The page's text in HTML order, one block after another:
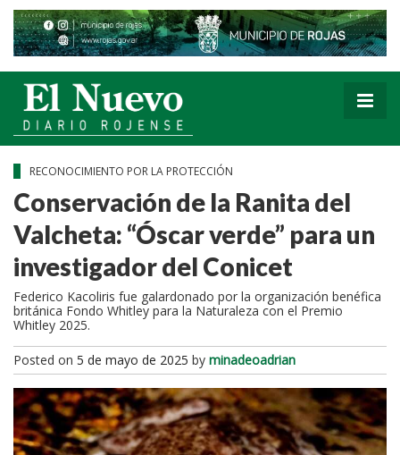
RECONOCIMIENTO POR LA PROTECCIÓN
Conservación de la Ranita del
Valcheta: “Óscar verde” para un
investigador del Conicet
Federico Kacoliris fue galardonado por la organización benéfica
británica Fondo Whitley para la Naturaleza con el Premio
Whitley 2025.
Posted on 5 de mayo de 2025 by minadeoadrian